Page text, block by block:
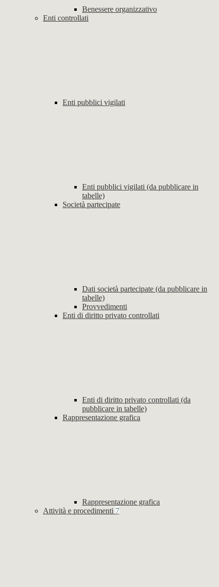
Benessere organizzativo
Enti controllati
Enti pubblici vigilati
Enti pubblici vigilati (da pubblicare in
tabelle)
Società partecipate
Dati società partecipate (da pubblicare in
tabelle)
Provvedimenti
Enti di diritto privato controllati
Enti di diritto privato controllati (da
pubblicare in tabelle)
Rappresentazione grafica
Rappresentazione grafica
Attività e procedimenti 7